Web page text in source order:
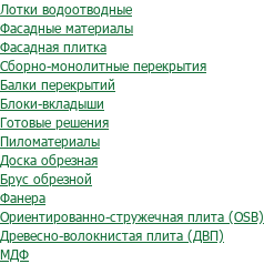
Лотки водоотводные
Фасадные материалы
Фасадная плитка
Сборно-монолитные перекрытия
Балки перекрытий
Блоки-вкладыши
Готовые решения
Пиломатериалы
Доска обрезная
Брус обрезной
Фанера
Ориентированно-стружечная плита (OSB)
Древесно-волокнистая плита (ДВП)
МДФ